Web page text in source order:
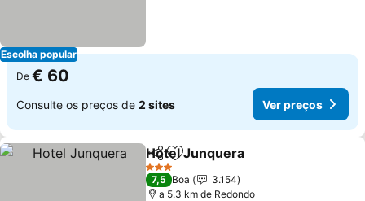
Escolha popular
De € 60
Consulte os preços de 2 sites Ver preços
PartilharAdicionar aos favoritos
Hotel Junquera
3 Estrelas
7,5 Boa
3.154
a 5.3 km de Redondo